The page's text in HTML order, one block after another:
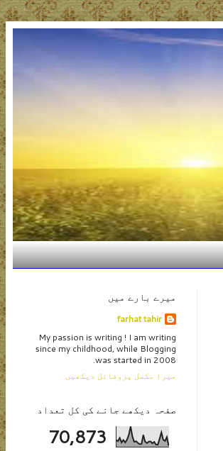
میرے بارے میں
farhat tahir
My passion is writing ! I am writing
since my childhood, while Blogging
was started in 2008.
میرا مکمل پروفائل دیکھیں
صفحہ دیکھے جانے کی کل تعداد
70,873